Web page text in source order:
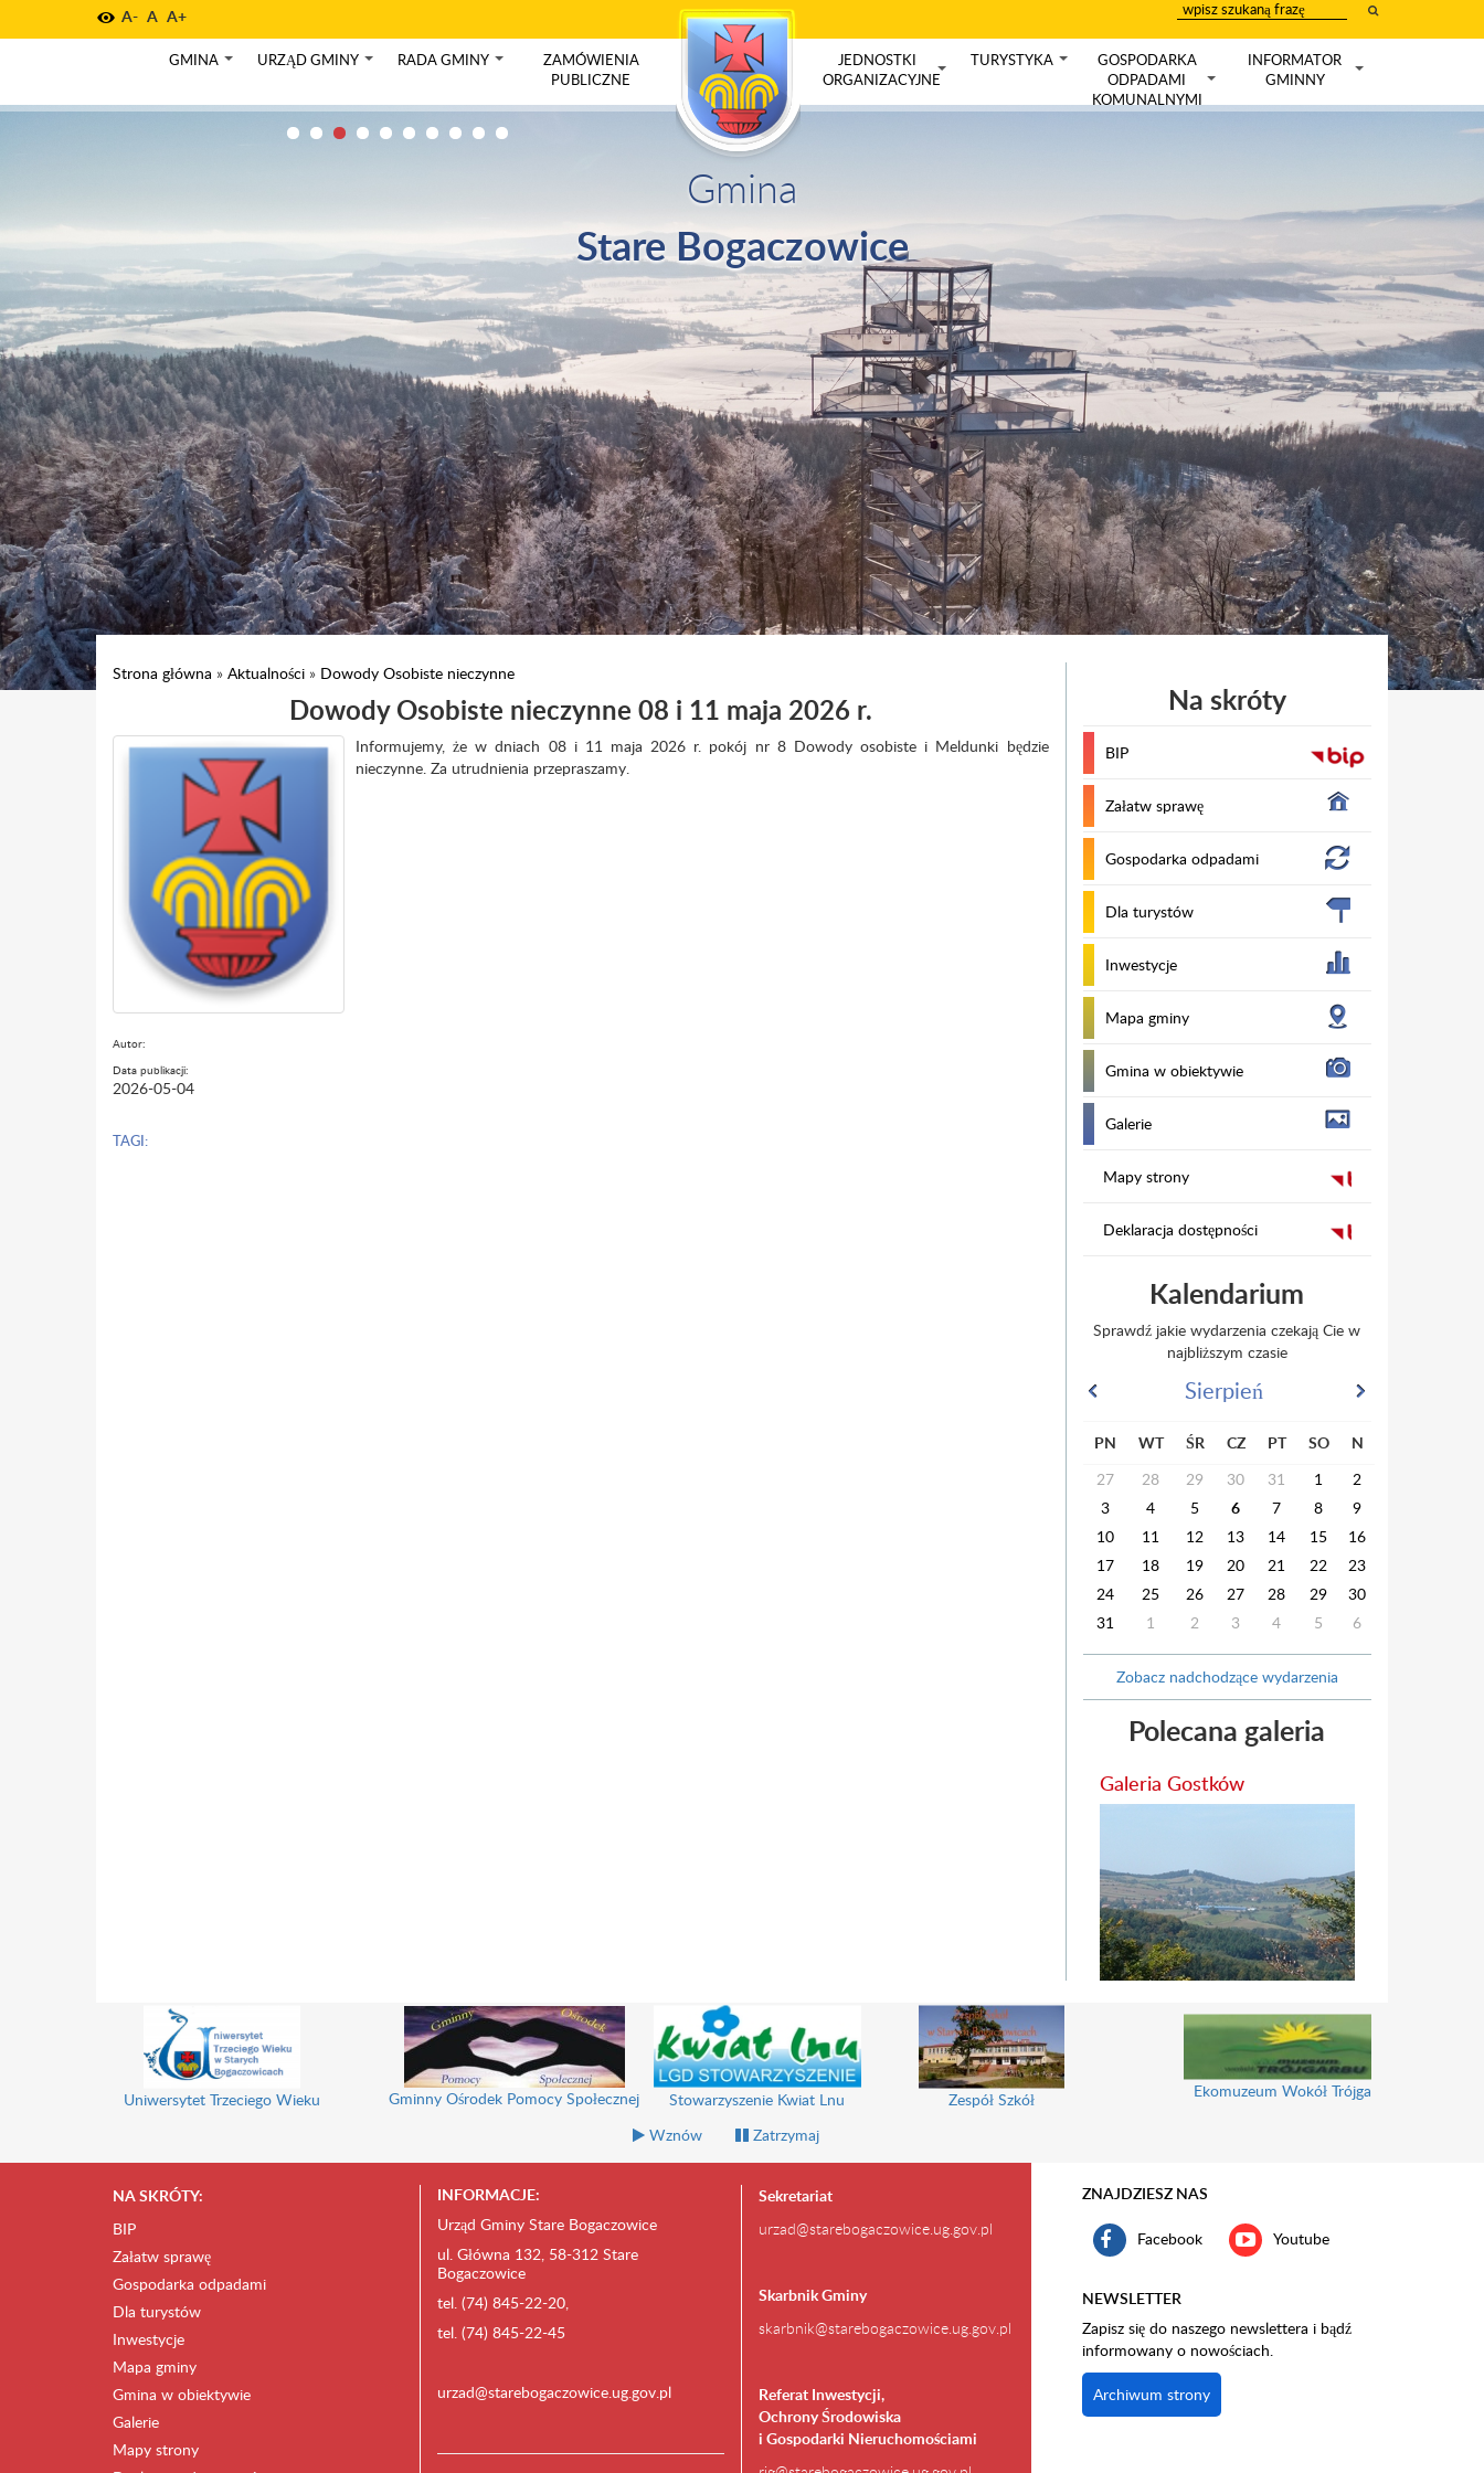
A- A A+
wpisz
szukany
tekst
GMINA URZĄD GMINY RADA GMINY
ZAMÓWIENIA
PUBLICZNE
JEDNOSTKI
ORGANIZACYJNE
TURYSTYKA
GOSPODARKA
ODPADAMI
KOMUNALNYMI
INFORMATOR
GMINNY
Gmina
Stare Bogaczowice
Strona główna » Aktualności » Dowody Osobiste nieczynne
Dowody Osobiste nieczynne 08 i 11 maja 2026 r.
Informujemy, że w dniach 08 i 11 maja 2026 r. pokój nr 8 Dowody osobiste i Meldunki będzie
nieczynne. Za utrudnienia przepraszamy.
Autor:
Data publikacji:
2026-05-04
TAGI:
Na skróty
BIP
Załatw sprawę
Gospodarka odpadami
Dla turystów
Inwestycje
Mapa gminy
Gmina w obiektywie
Galerie
Mapy strony
Deklaracja dostępności
Kalendarium
Sprawdź jakie wydarzenia czekają Cie w
najbliższym czasie
Sierpień
PN WT ŚR CZ PT SO
N
27
28 29 30 31 1
2
3
4 5 6 7 8
9
10
11 12 13 14 15
16
17
18 19 20 21 22
23
24
25 26 27 28 29
30
31
1 2 3 4 5 6
Zobacz nadchodzące wydarzenia
Polecana galeria
Galeria Gostków
Uniwersytet Trzeciego Wieku Gminny Ośrodek Pomocy Społecznej Stowarzyszenie Kwiat Lnu Zespół Szkół Ekomuzeum Wokół Trójgarbu
Wznów Zatrzymaj
NA SKRÓTY:
BIP
Załatw sprawę
Gospodarka odpadami
Dla turystów
Inwestycje
Mapa gminy
Gmina w obiektywie
Galerie
Mapy strony
INFORMACJE:
Urząd Gminy Stare Bogaczowice
ul. Główna 132, 58-312 Stare
Bogaczowice
tel. (74) 845-22-20,
tel. (74) 845-22-45
urzad@starebogaczowice.ug.gov.pl
Sekretariat
urzad@starebogaczowice.ug.gov.pl
Skarbnik Gminy
skarbnik@starebogaczowice.ug.gov.pl
Referat Inwestycji,
Ochrony Środowiska
i Gospodarki Nieruchomościami
ZNAJDZIESZ NAS
Facebook Youtube
NEWSLETTER
Zapisz się do naszego newslettera i bądź
informowany o nowościach.
Archiwum strony